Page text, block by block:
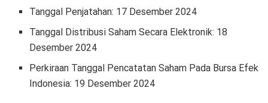
Tanggal Penjatahan: 17 Desember 2024
Tanggal Distribusi Saham Secara Elektronik: 18
Desember 2024
Perkiraan Tanggal Pencatatan Saham Pada Bursa Efek
Indonesia: 19 Desember 2024